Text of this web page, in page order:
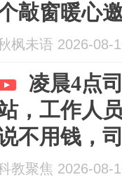
敲窗暖心
枫未语 2026-08-
凌晨4点
，工作人
不用钱，
。
教聚焦 2026-08-